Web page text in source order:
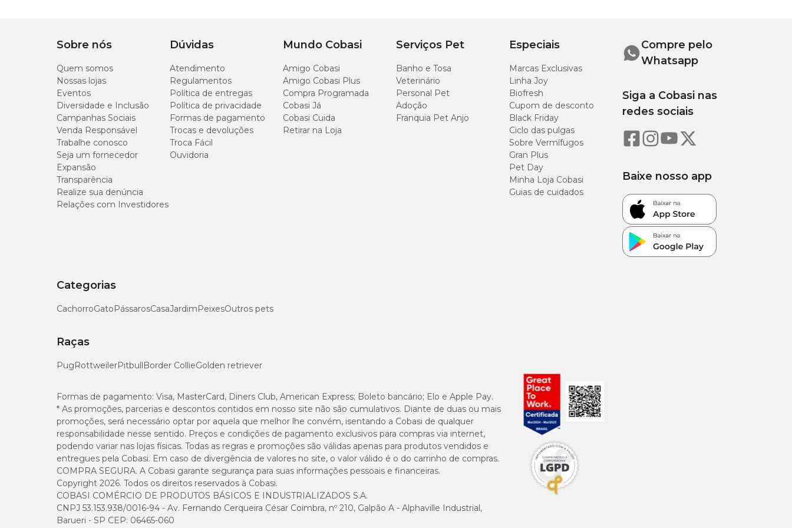
Sobre nós
Quem somos
Nossas lojas
Eventos
Diversidade e Inclusão
Campanhas Sociais
Venda Responsável
Trabalhe conosco
Seja um fornecedor
Expansão
Transparência
Realize sua denúncia
Relações com Investidores
Dúvidas
Atendimento
Regulamentos
Política de entregas
Política de privacidade
Formas de pagamento
Trocas e devoluções
Troca Fácil
Ouvidoria
Mundo Cobasi
Amigo Cobasi
Amigo Cobasi Plus
Compra Programada
Cobasi Já
Cobasi Cuida
Retirar na Loja
Serviços Pet
Banho e Tosa
Veterinário
Personal Pet
Adoção
Franquia Pet Anjo
Especiais
Marcas Exclusivas
Linha Joy
Biofresh
Cupom de desconto
Black Friday
Ciclo das pulgas
Sobre Vermífugos
Gran Plus
Pet Day
Minha Loja Cobasi
Guias de cuidados
Categorias
CachorroGatoPássarosCasaJardimPeixesOutros pets
Raças
PugRottweilerPitbullBorder CollieGolden retriever
Compre pelo
Whatsapp
Siga a Cobasi nas
redes sociais
Baixe nosso app
Formas de pagamento: Visa, MasterCard, Diners Club, American Express; Boleto bancário; Elo e Apple Pay.
* As promoções, parcerias e descontos contidos em nosso site não são cumulativos. Diante de duas ou mais
promoções, será necessário optar por aquela que melhor lhe convém, isentando a Cobasi de qualquer
responsabilidade nesse sentido. Preços e condições de pagamento exclusivos para compras via internet,
podendo variar nas lojas físicas. Todas as regras e promoções são válidas apenas para produtos vendidos e
entregues pela Cobasi. Em caso de divergência de valores no site, o valor válido é o do carrinho de compras.
COMPRA SEGURA. A Cobasi garante segurança para suas informações pessoais e financeiras.
Copyright 2026. Todos os direitos reservados à Cobasi.
COBASI COMÉRCIO DE PRODUTOS BÁSICOS E INDUSTRIALIZADOS S.A.
CNPJ 53.153.938/0016-94 - Av. Fernando Cerqueira César Coimbra, nº 210, Galpão A - Alphaville Industrial,
Barueri - SP CEP: 06465-060